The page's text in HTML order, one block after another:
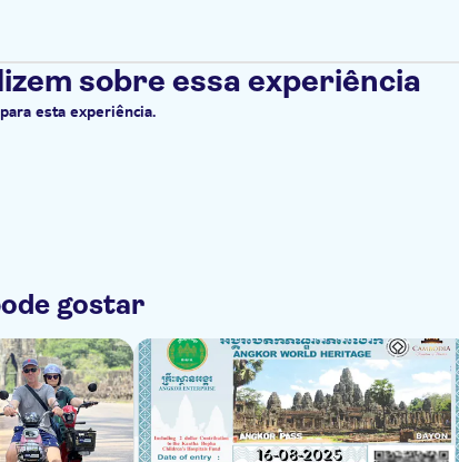
sobre essa experiência
esta experiência.
gostar